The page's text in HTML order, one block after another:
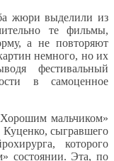
жюри выделили из
те фильмы,
а не повторяют
немного, но их
фестивальный
в самоценное
мальчиком»
сыгравшего
которого
состоянии. Эта, по